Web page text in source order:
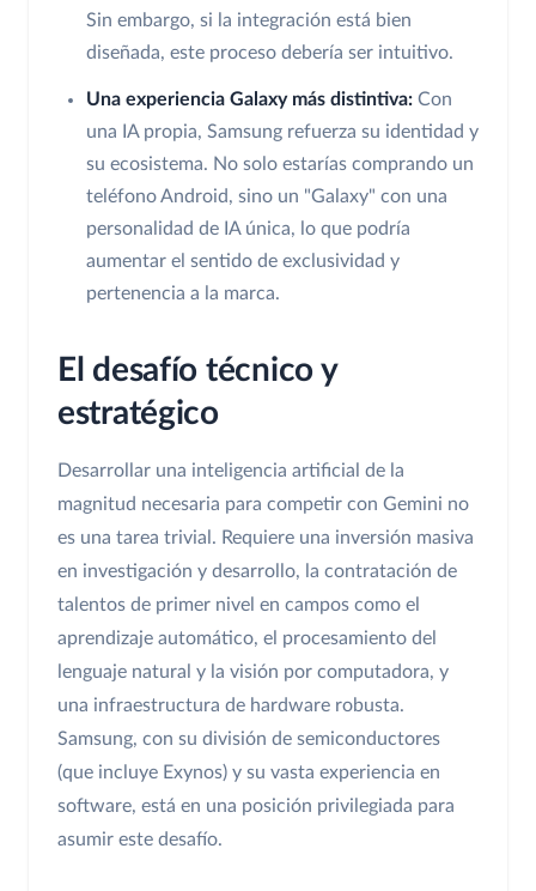
Sin embargo, si la integración está bien
diseñada, este proceso debería ser intuitivo.
Una experiencia Galaxy más distintiva: Con
una IA propia, Samsung refuerza su identidad y
su ecosistema. No solo estarías comprando un
teléfono Android, sino un "Galaxy" con una
personalidad de IA única, lo que podría
aumentar el sentido de exclusividad y
pertenencia a la marca.
El desafío técnico y
estratégico
Desarrollar una inteligencia artificial de la
magnitud necesaria para competir con Gemini no
es una tarea trivial. Requiere una inversión masiva
en investigación y desarrollo, la contratación de
talentos de primer nivel en campos como el
aprendizaje automático, el procesamiento del
lenguaje natural y la visión por computadora, y
una infraestructura de hardware robusta.
Samsung, con su división de semiconductores
(que incluye Exynos) y su vasta experiencia en
software, está en una posición privilegiada para
asumir este desafío.